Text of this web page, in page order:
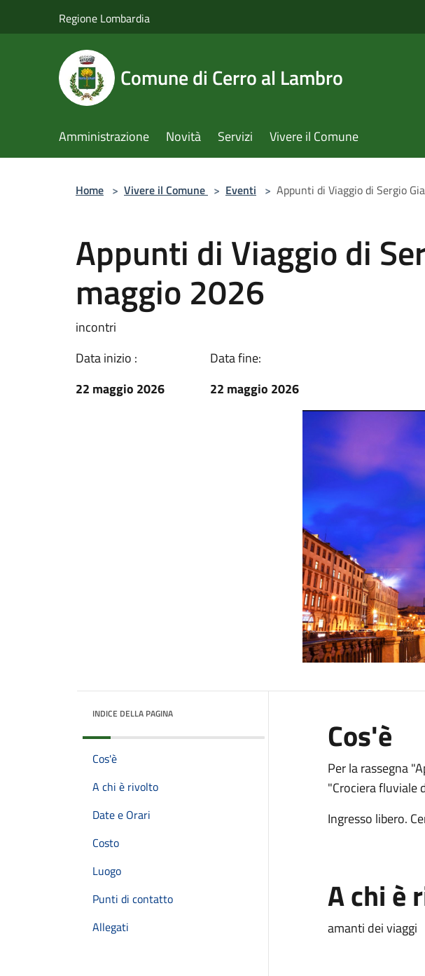
Regione Lombardia
Comune di Cerro al Lambro
Amministrazione Novità Servizi Vivere il Comune
Home > Vivere il Comune > Eventi > Appunti di Viaggio di Sergio
Appunti di Viaggio di
maggio 2026
incontri
Data inizio :
22 maggio 2026
Data fine:
22 maggio 2026
INDICE DELLA PAGINA
Cos'è
A chi è rivolto
Date e Orari
Costo
Luogo
Punti di contatto
Allegati
Cos'è
Per la rassegna
"Crociera fluviale
Ingresso libero.
A chi è
amanti dei viaggi